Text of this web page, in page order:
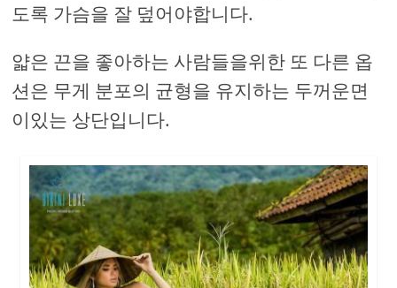
도록 가슴을 잘 덮어야합니다.
얇은 끈을 좋아하는 사람들을위한 또 다른 옵
션은 무게 분포의 균형을 유지하는 두꺼운면
이있는 상단입니다.